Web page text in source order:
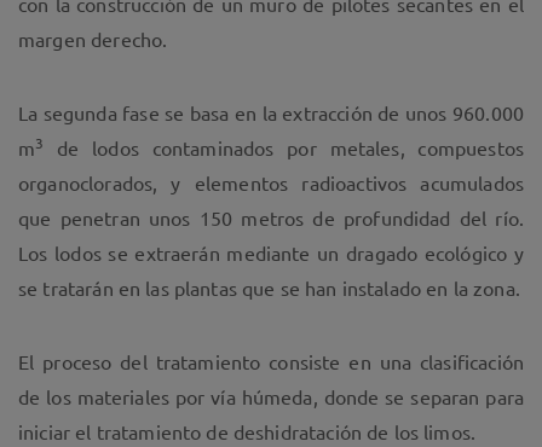
con la construcción de un muro de pilotes secantes en el
margen derecho.
La segunda fase se basa en la extracción de unos 960.000
m3
de lodos contaminados por metales, compuestos
organoclorados, y elementos radioactivos acumulados
que penetran unos 150 metros de profundidad del río.
Los lodos se extraerán mediante un dragado ecológico y
se tratarán en las plantas que se han instalado en la zona.
El proceso del tratamiento consiste en una clasificación
de los materiales por vía húmeda, donde se separan para
iniciar el tratamiento de deshidratación de los limos.